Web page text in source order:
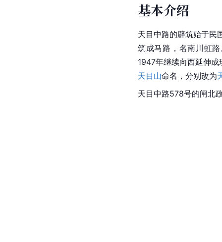
基本介绍
天目中路的辟筑始于民
筑成马路，名南川虹
1947年继续向西延伸
天目山命名，分别改为
天目中路578号的闸北